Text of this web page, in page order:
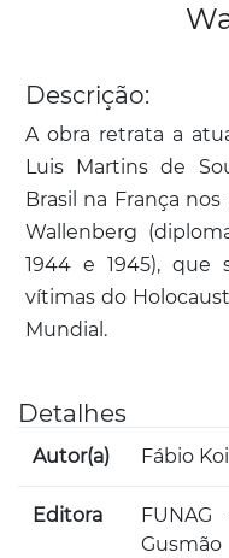
Descrição:
A obra retrata a
Luis Martins de
Brasil na França nos
Wallenberg
1944 e 1945), que
vítimas do
Mundial.
Detalhes
Autor(a) Fábio
Editora
Gusmão